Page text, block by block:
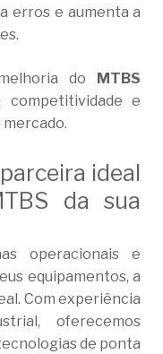
erros e aumenta a
do MTBS
e
ideal
da sua
operacionais e
equipamentos, a
Com experiência
oferecemos
de ponta